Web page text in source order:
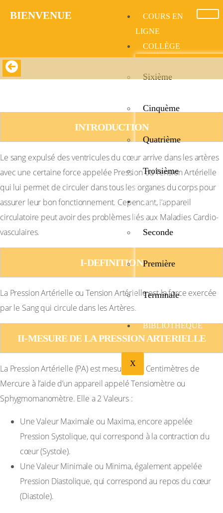
BIENVENUE​
COURS EN
LIGNE
COLLÈGE
Sixième
Cinquème
Quatrième
Troisième
LYCÉE
Seconde
Première
Terminale
BIBLIOTHÉQUE
X
INTRODUCTION
Le sang expulsé des ventricules du cœur arrive dans les artères
avec une certaine force appelée Pression ou Tension Artérielle
qui lui permet de circuler dans tous les organes du corps pour
assurer leur bon fonctionnement. Cependant, l’appareil
circulatoire peut avoir des problèmes liés aux Maladies Cardio-
vasculaires.
I-DEFINITION
La Pression Artérielle ou Tension Artérielle est la force exercée
par le Sang qui circule dans les Artères.
II-MESURE DE LA PRESSION ARTERIELLE
La Pression Artérielle (PA) est mesurée en Centimètres de
Mercure à l’aide d’un appareil appelé Tensiomètre ou
Sphygmomanomètre. Elle a 2 Valeurs :
Une Valeur Maximale ou Maxima, encore appelée
Pression Systolique, qui correspond à la contraction du
cœur (Systole).
Une Valeur Minimale ou Minima, également appelée
Pression Diastolique, qui correspond au repos du cœur
(Diastole).